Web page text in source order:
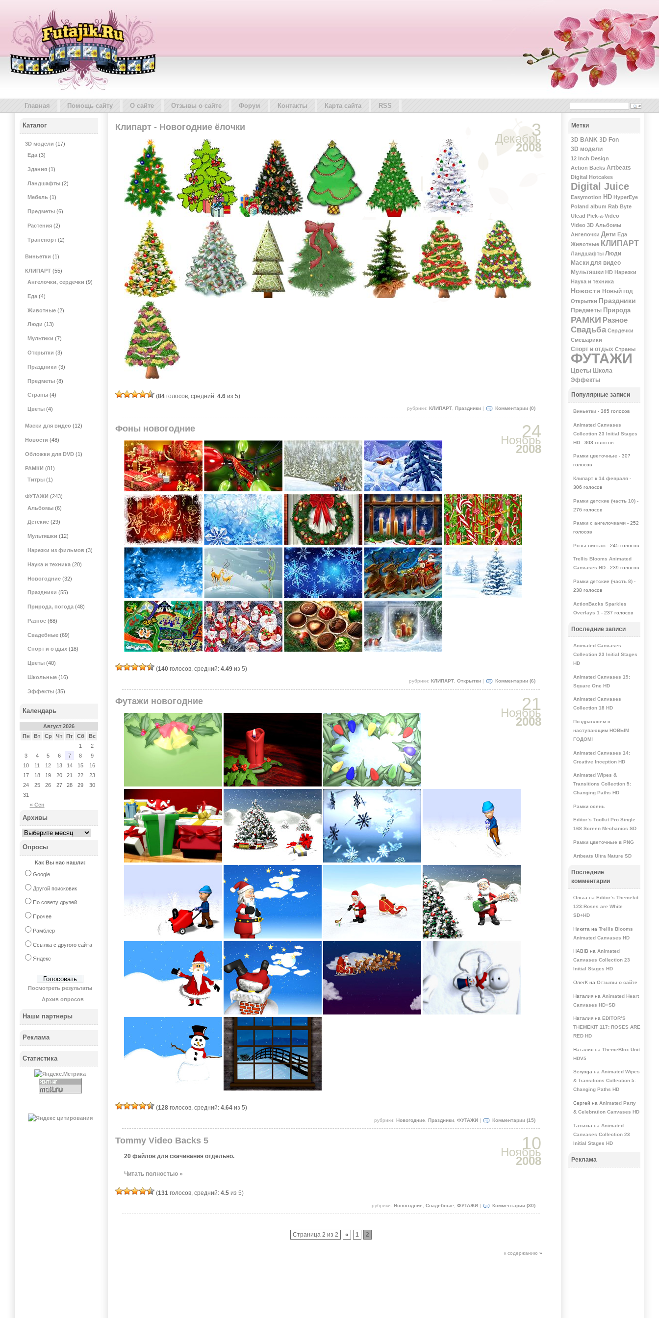
Главная Помощь сайту О сайте Отзывы о сайте Форум Контакты Карта сайта RSS
3
Декабрь
2008
Клипарт - Новогодние ёлочки
(84 голосов, средний: 4.6 из 5)
рубрики: КЛИПАРТ, Праздники| Комментарии (0)
24
Ноябрь
2008
Фоны новогодние
(140 голосов, средний: 4.49 из 5)
рубрики: КЛИПАРТ, Открытки| Комментарии (6)
21
Ноябрь
2008
Футажи новогодние
(128 голосов, средний: 4.64 из 5)
рубрики: Новогодние Праздники, ФУТАЖИ| Комментарии (15)
10
Ноябрь
2008
Tommy Video Backs 5
20 файлов для скачивания отдельно.
Читать полностью »
(131 голосов, средний: 4.5 из 5)
рубрики: Новогодние Свадебные ФУТАЖИ| Комментарии (30)
Страница 2 из 2 « 1 2
к содержанию »
Каталог
3D модели (17)
Еда (3)
Здания (1)
Ландшафты (2)
Мебель (1)
Предметы (6)
Растения (2)
Транспорт (2)
Виньетки (1)
КЛИПАРТ(55)
Ангелочки, сердечки (9)
Еда (4)
Животные (2)
Люди (13)
Мультики (7)
Открытки (3)
Праздники (3)
Предметы (8)
Страны (4)
Цветы (4)
Маски для видео (12)
Новости (48)
Обложки для DVD(1)
РАМКИ (81)
Титры (1)
ФУТАЖИ (243)
Альбомы (6)
Детские (29)
Мультяшки (12)
Нарезки из фильмов (3)
Наука и техника (20)
Новогодние (32)
Праздники (55)
Природа, погода (48)
Разное (68)
Свадебные (69)
Спорт и отдых (18)
Цветы (40)
Школьные (16)
Эффекты (35)
Календарь
Август 2026
Пн
Вт Ср Чт Пт Сб Вс
« Сен
1
2
3
4 5 6 7 8
9
10
11 12 13 14 15
16
17
18 19 20 21 22
23
24
25 26 27 28 29
30
31
Архивы
Опросы
Как Вы нас нашли:
Google
Другой поисковик
По совету друзей
Прочее
Рамблер
Ссылка с другого сайта
Яндекс
Посмотреть результаты
Архив опросов
Наши партнеры
Реклама
Статистика
Метки
3D BANK 3D Fon
3D модели
12 Inch Design
Action Backs Artbeats
Digital Hotcakes
Digital Juice
Easymotion HD HyperEye
Poland album Rab Byte
Ulead Pick-a-Video
Video 3D Альбомы
Ангелочки Дети Еда
Животные КЛИПАРТ
Ландшафты Люди
Маски для видео
Мультяшки НD Нарезки
Наука и техника
Новости Новый год
Открытки Праздники
Предметы Природа
РАМКИ Разное
Свадьба Сердечки
Смешарики
Спорт и отдых Страны
ФУТАЖИ
Цветы Школа
Эффекты
Популярные записи
Виньетки- 365 голосов
Animated Canvases
Collection 23 Initial Stages
HD- 308 голосов
Рамки цветочные - 307
голосов
Клипарт к 14 февраля -
306 голосов
Рамки детские (часть 10)-
276 голосов
Рамки с ангелочками- 252
голосов
Розы винтаж- 245 голосов
Trellis Blooms Animated
Canvases HD- 239 голосов
Рамки детские (часть 8)-
238 голосов
ActionBacks Sparkles
Overlays 1 - 237 голосов
Последние записи
Animated Canvases
Collection 23 Initial Stages
HD
Animated Canvases 19:
Square One HD
Animated Canvases
Collection 18 HD
Поздравляем с
наступающим НОВЫМ
ГОДОМ!
Animated Canvases 14:
Creative Inception HD
Animated Wipes &
Transitions Collection 5:
Changing Paths HD
Рамки осень
Editor’s Toolkit Pro Single
168 Screen Mechanics SD
Рамки цветочные в PNG
Artbeats Ultra Nature SD
Последние
комментарии
Ольга на Editor’s Themekit
123:Roses are White
SD+HD
Никита на Trellis Blooms
Animated Canvases HD
HABIB на Animated
Canvases Collection 23
Initial Stages HD
ОлегК на Отзывы о сайте
Наталия на Animated Heart
Canvases HD+SD
Наталия на EDITOR’S
THEMEKIT 117: ROSES ARE
RED HD
Наталия на ThemeBlox Unit
HDV5
Seryoga на Animated Wipes
& Transitions Collection 5:
Changing Paths HD
Сергей на Animated Party
& Celebration Canvases HD
Татьяна на Animated
Canvases Collection 23
Initial Stages HD
Реклама